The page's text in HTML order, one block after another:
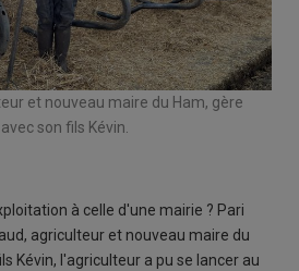
et nouveau maire du Ham, gère
son fils Kévin.
à celle d'une mairie ? Pari
agriculteur et nouveau maire du
Kévin, l'agriculteur a pu se lancer au